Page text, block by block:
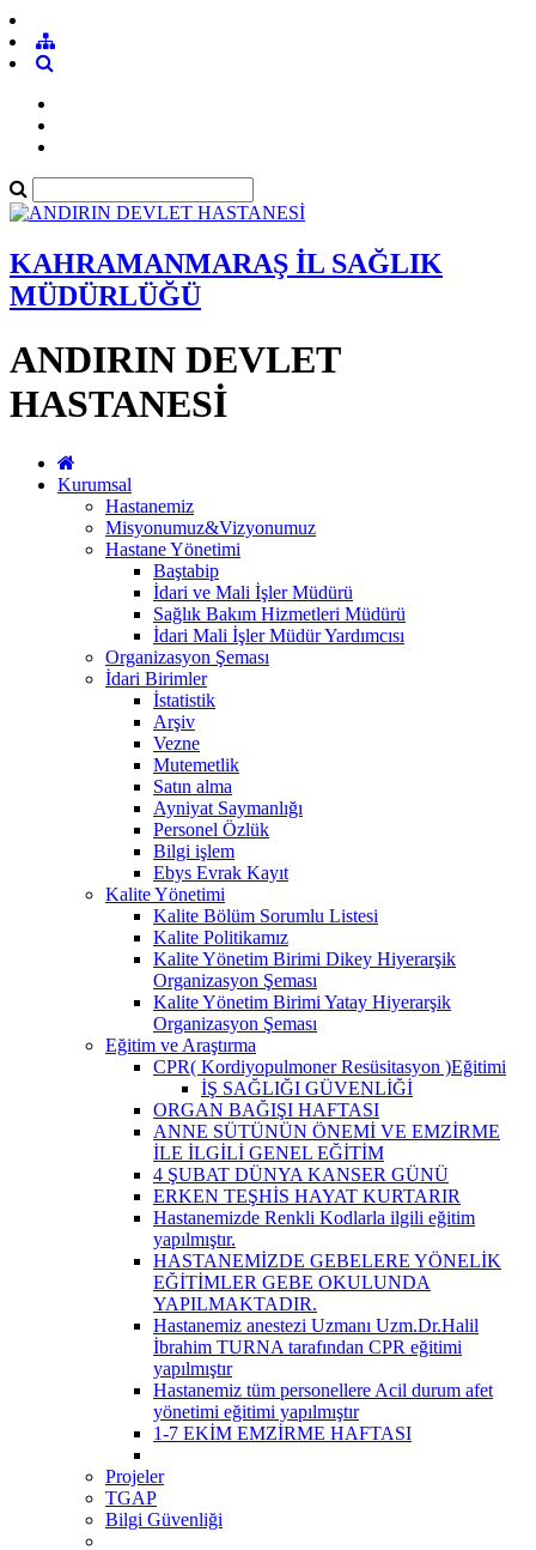
KAHRAMANMARAŞ İL SAĞLIK
MÜDÜRLÜĞÜ
ANDIRIN DEVLET
HASTANESİ
Kurumsal
Hastanemiz
Misyonumuz&Vizyonumuz
Hastane Yönetimi
Baştabip
İdari ve Mali İşler Müdürü
Sağlık Bakım Hizmetleri Müdürü
İdari Mali İşler Müdür Yardımcısı
Organizasyon Şeması
İdari Birimler
İstatistik
Arşiv
Vezne
Mutemetlik
Satın alma
Ayniyat Saymanlığı
Personel Özlük
Bilgi işlem
Ebys Evrak Kayıt
Kalite Yönetimi
Kalite Bölüm Sorumlu Listesi
Kalite Politikamız
Kalite Yönetim Birimi Dikey Hiyerarşik
Organizasyon Şeması
Kalite Yönetim Birimi Yatay Hiyerarşik
Organizasyon Şeması
Eğitim ve Araştırma
CPR( Kordiyopulmoner Resüsitasyon )Eğitimi
İŞ SAĞLIĞI GÜVENLİĞİ
ORGAN BAĞIŞI HAFTASI
ANNE SÜTÜNÜN ÖNEMİ VE EMZİRME
İLE İLGİLİ GENEL EĞİTİM
4 ŞUBAT DÜNYA KANSER GÜNÜ
ERKEN TEŞHİS HAYAT KURTARIR
Hastanemizde Renkli Kodlarla ilgili eğitim
yapılmıştır.
HASTANEMİZDE GEBELERE YÖNELİK
EĞİTİMLER GEBE OKULUNDA
YAPILMAKTADIR.
Hastanemiz anestezi Uzmanı Uzm.Dr.Halil
İbrahim TURNA tarafından CPR eğitimi
yapılmıştır
Hastanemiz tüm personellere Acil durum afet
yönetimi eğitimi yapılmıştır
1-7 EKİM EMZİRME HAFTASI
Projeler
TGAP
Bilgi Güvenliği